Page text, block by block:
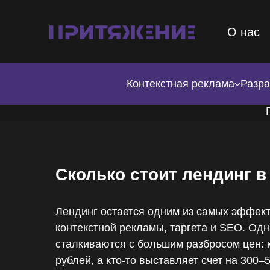
О нас
Контекстная реклама
Сколько стоит лендинг
Лендинг остается одним из самых
контекстной рекламы, таргета и SEO.
сталкиваются с большим разбросом цен:
рублей, а кто-то выставляет счет на